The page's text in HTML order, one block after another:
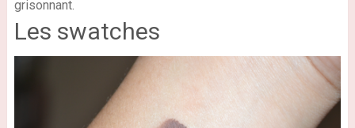
grisonnant.
Les swatches